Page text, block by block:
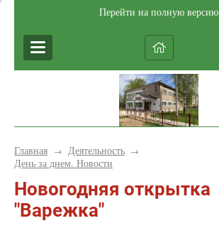
Перейти на полную версию
Главная → Деятельность →
День за днем. Новости
Новогодняя открытка
"Варежка"